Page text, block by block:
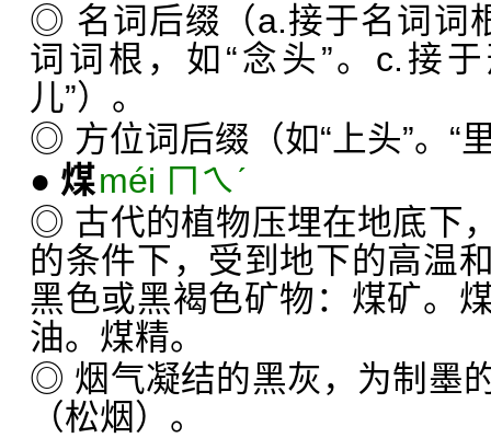
◎ 名词后缀（a.接于名词词
词词根，如“念头”。c.接
儿”）。
◎ 方位词后缀（如“上头”。“
● 煤méi ㄇㄟˊ
◎ 古代的植物压埋在地底下
的条件下，受到地下的高温
黑色或黑褐色矿物：煤矿。
油。煤精。
◎ 烟气凝结的黑灰，为制墨
（松烟）。